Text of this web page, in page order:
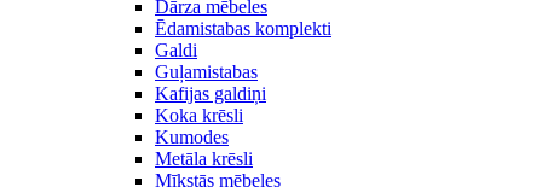
Dārza mēbeles
Ēdamistabas komplekti
Galdi
Guļamistabas
Kafijas galdiņi
Koka krēsli
Kumodes
Metāla krēsli
Mīkstās mēbeles